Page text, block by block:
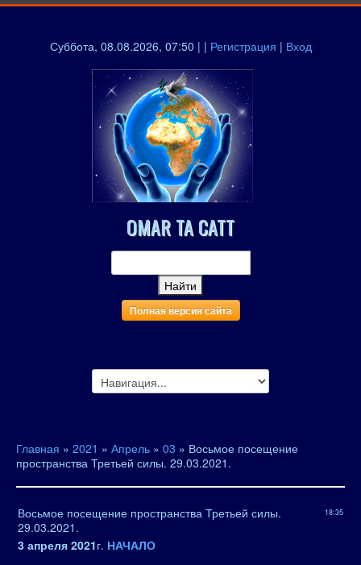
Суббота, 08.08.2026, 07:50 | | Регистрация | Вход
OMAR TA CATT
Полная версия сайта
Главная » 2021 » Апрель » 03 » Восьмое посещение
пространства Третьей силы. 29.03.2021.
18:35
Восьмое посещение пространства Третьей силы.
29.03.2021.
3 апреля 2021г. НАЧАЛО